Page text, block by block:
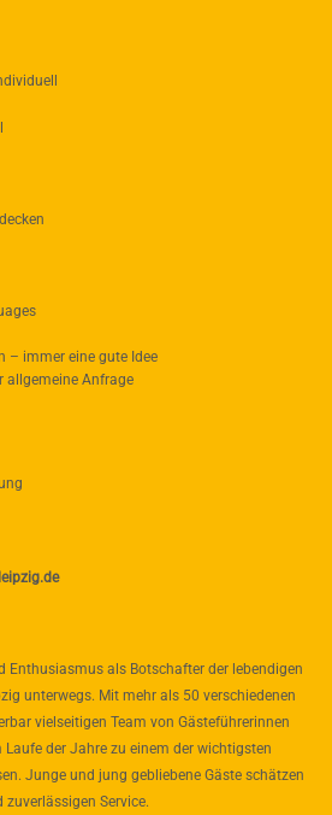
– immer eine gute Idee
allgemeine Anfrage
Enthusiasmus als Botschafter der lebendigen
unterwegs. Mit mehr als 50 verschiedenen
vielseitigen Team von Gästeführerinnen
der Jahre zu einem der wichtigsten
Junge und jung gebliebene Gäste schätzen
Service.